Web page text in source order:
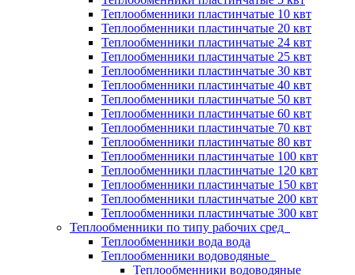
Теплообменники пластинчатые 10 квт
Теплообменники пластинчатые 20 квт
Теплообменники пластинчатые 24 квт
Теплообменники пластинчатые 25 квт
Теплообменники пластинчатые 30 квт
Теплообменники пластинчатые 40 квт
Теплообменники пластинчатые 50 квт
Теплообменники пластинчатые 60 квт
Теплообменники пластинчатые 70 квт
Теплообменники пластинчатые 80 квт
Теплообменники пластинчатые 100 квт
Теплообменники пластинчатые 120 квт
Теплообменники пластинчатые 150 квт
Теплообменники пластинчатые 200 квт
Теплообменники пластинчатые 300 квт
Теплообменники по типу рабочих сред
Теплообменники вода вода
Теплообменники водоводяные
Теплообменники водоводяные